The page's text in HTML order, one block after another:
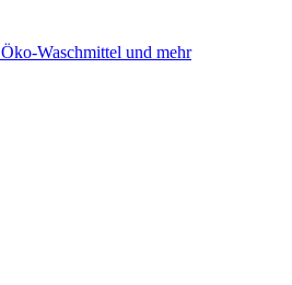
Öko-Waschmittel und mehr